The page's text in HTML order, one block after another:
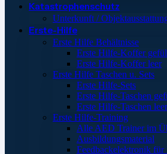
Katastrophenschutz
Unterkunft /
Erste-Hilfe
Erste Hilfe Behältnisse
Erste Hilfe-Koffer
Erste Hilfe-Koffer leer
Erste Hilfe Taschen u. Sets
Erste Hilfe-Sets
Erste Hilfe-Taschen
Erste Hilfe-Taschen leer
Erste Hilfe-Training
Alle AED Trainer im
Ausbildungsmaterial
Feedbackelektronik für